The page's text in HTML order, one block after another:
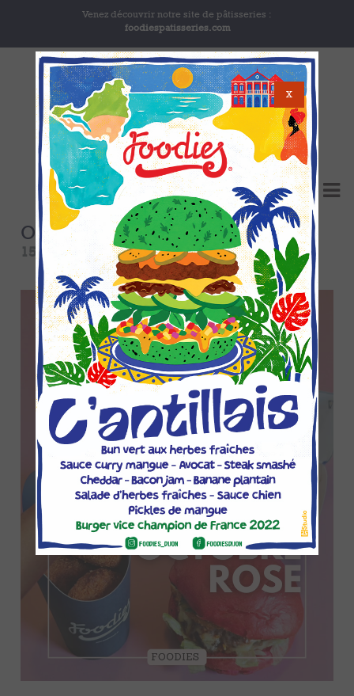
Venez découvrir notre site de pâtisseries :
foodiespatisseries.com
Octobre Rose chez Foodies !
15 octobre 2025
X